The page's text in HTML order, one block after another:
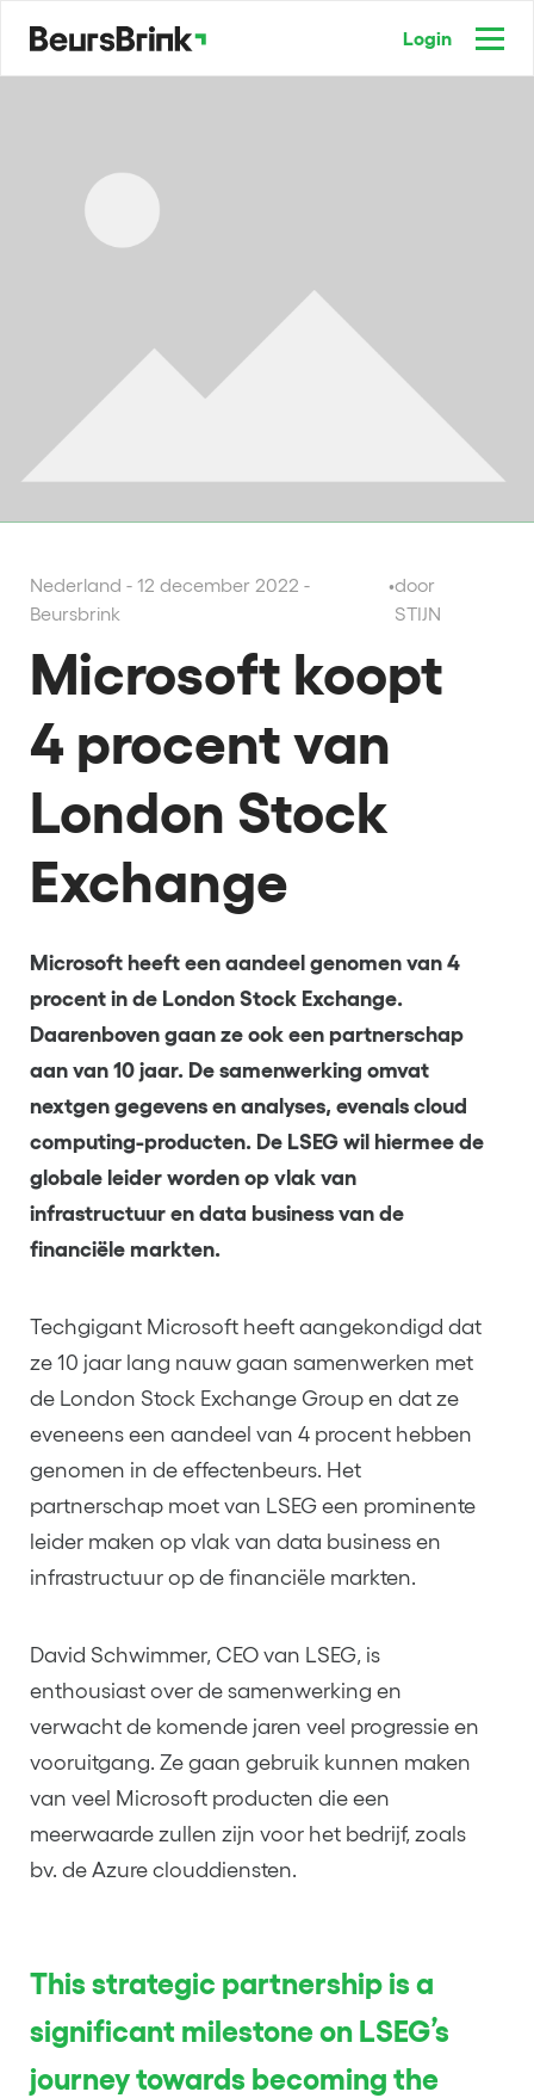
Login
Nederland - 12 december 2022 -
Beursbrink
•door
STIJN
Microsoft koopt
4 procent van
London Stock
Exchange
Microsoft heeft een aandeel genomen van 4
procent in de London Stock Exchange.
Daarenboven gaan ze ook een partnerschap
aan van 10 jaar. De samenwerking omvat
nextgen gegevens en analyses, evenals cloud
computing-producten. De LSEG wil hiermee de
globale leider worden op vlak van
infrastructuur en data business van de
financiële markten.
Techgigant Microsoft heeft aangekondigd dat
ze 10 jaar lang nauw gaan samenwerken met
de London Stock Exchange Group en dat ze
eveneens een aandeel van 4 procent hebben
genomen in de effectenbeurs. Het
partnerschap moet van LSEG een prominente
leider maken op vlak van data business en
infrastructuur op de financiële markten.
David Schwimmer, CEO van LSEG, is
enthousiast over de samenwerking en
verwacht de komende jaren veel progressie en
vooruitgang. Ze gaan gebruik kunnen maken
van veel Microsoft producten die een
meerwaarde zullen zijn voor het bedrijf, zoals
bv. de Azure clouddiensten.
This strategic partnership is a
significant milestone on LSEG’s
journey towards becoming the